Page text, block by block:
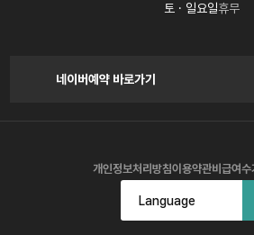
토 · 일요일휴무
네이버예약 바로가기
개인정보처리방침이용약관비급여수
Language